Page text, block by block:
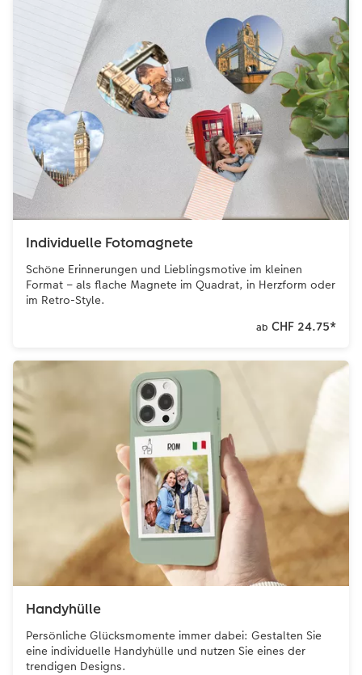
Individuelle Fotomagnete
Schöne Erinnerungen und Lieblingsmotive im kleinen
Format – als flache Magnete im Quadrat, in Herzform oder
im Retro-Style.
ab CHF 24.75*
Handyhülle
Persönliche Glücksmomente immer dabei: Gestalten Sie
eine individuelle Handyhülle und nutzen Sie eines der
trendigen Designs.